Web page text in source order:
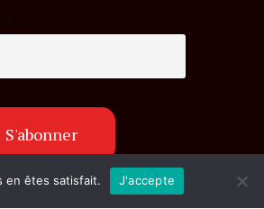
en êtes satisfait. J'accepte